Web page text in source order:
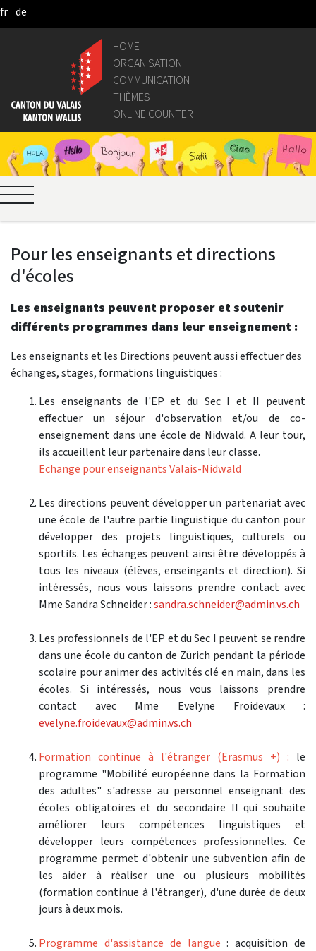
Skip to Main Content
fr de
HOME
ORGANISATION
COMMUNICATION
THÈMES
ONLINE COUNTER
Pour les enseignants et directions
d'écoles
Les enseignants peuvent proposer et soutenir
différents programmes dans leur enseignement :
Les enseignants et les Directions peuvent aussi effectuer des
échanges, stages, formations linguistiques :
Les enseignants de l'EP et du Sec I et II peuvent
effectuer un séjour d'observation et/ou de co-
enseignement dans une école de Nidwald. A leur tour,
ils accueillent leur partenaire dans leur classe.
Echange pour enseignants Valais-Nidwald
Les directions peuvent développer un partenariat avec
une école de l'autre partie linguistique du canton pour
développer des projets linguistiques, culturels ou
sportifs. Les échanges peuvent ainsi être développés à
tous les niveaux (élèves, enseingants et direction). Si
intéressés, nous vous laissons prendre contact avec
Mme Sandra Schneider :sandra.schneider@admin.vs.ch
Les professionnels de l'EP et du Sec I peuvent se rendre
dans une école du canton de Zürich pendant la période
scolaire pour animer des activités clé en main, dans les
écoles. Si intéressés, nous vous laissons prendre
contact avec Mme Evelyne Froidevaux :
evelyne.froidevaux@admin.vs.ch
Formation continue à l'étranger (Erasmus +) : le
programme "Mobilité européenne dans la Formation
des adultes" s'adresse au personnel enseignant des
écoles obligatoires et du secondaire II qui souhaite
améliorer leurs compétences linguistiques et
développer leurs compétences professionnelles. Ce
programme permet d'obtenir une subvention afin de
les aider à réaliser une ou plusieurs mobilités
(formation continue à l'étranger), d'une durée de deux
jours à deux mois.
Programme d'assistance de langue :acquisition de